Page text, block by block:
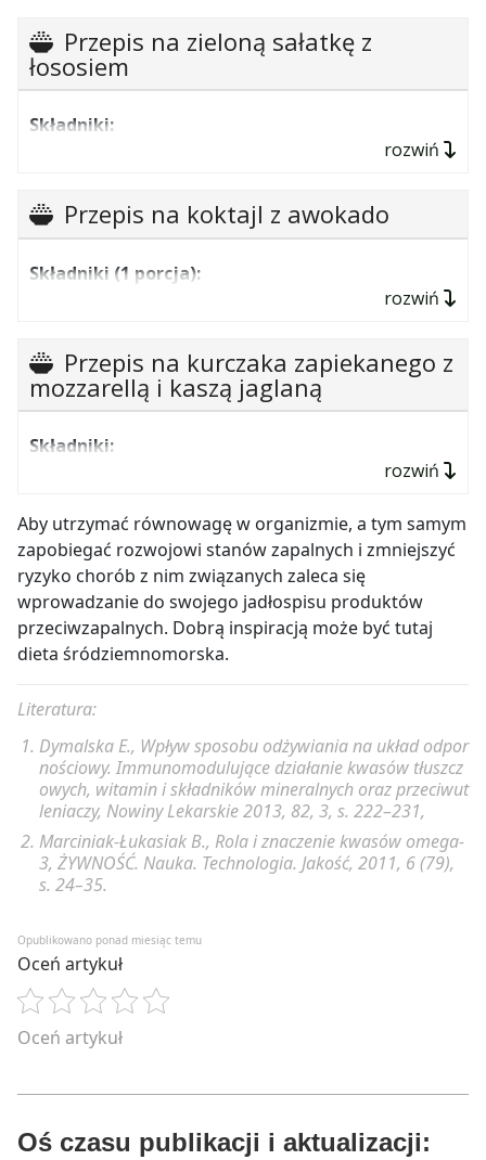
Przepis na zieloną sałatkę z
łososiem
Składniki:
3 rzodkiewki,
czerwona papryka,
cytryny, 1 łyżka miodu,
sól, pieprz.
Przygotowanie:
warzywa i łososia pokroić w kostkę, ułożyć na
pełnoziarnistego pieczywa.
rozwiń
Przepis na koktajl z awokado
Składniki (1 porcja):
natka pietruszki,
½ mango.
awokado wydrążyć,
dodać jogurt, natkę pietruszki, wszystko
zblendować.
rozwiń
Przepis na kurczaka zapiekanego z
mozzarellą i kaszą jaglaną
Składniki:
kulka mozzarelli,
2 pomidory,
liście bazylii,
papryka ostra, sól, pieprz,
3 łyżki kaszy jaglanej.
Przygotowanie:
Kurczaka umyć, pokroić na mniejsze kawałki. Ułożyć
go w naczyniu żaroodpornym warstwowo z kaszą,
pomidorami, serem mozzarellą, bazylią. Wcześniej
przepłukać i ugotować kaszę jaglaną (do
ugotowania potrzebna jest 1 szklanka wody). Całość
doprawić solą, pieprzem i papryką ostrą. Piec około
30 minut w temperaturze 160°C.
rozwiń
Aby utrzymać równowagę w organizmie, a tym samym
zapobiegać rozwojowi stanów zapalnych i zmniejszyć
ryzyko chorób z nim związanych zaleca się
wprowadzanie do swojego jadłospisu produktów
przeciwzapalnych. Dobrą inspiracją może być tutaj
dieta śródziemnomorska.
Literatura:
Dymalska E., Wpływ sposobu odżywiania na układ odpor
nościowy. Immunomodulujące działanie kwasów tłuszcz
owych, witamin i składników mineralnych oraz przeciwut
leniaczy, Nowiny Lekarskie 2013, 82, 3, s. 222–231,
Marciniak-Łukasiak B., Rola i znaczenie kwasów omega-
3, ŻYWNOŚĆ. Nauka. Technologia. Jakość, 2011, 6 (79),
s. 24–35.
Opublikowano ponad miesiąc temu
Oceń artykuł
Oceń artykuł
Oś czasu publikacji i aktualizacji: